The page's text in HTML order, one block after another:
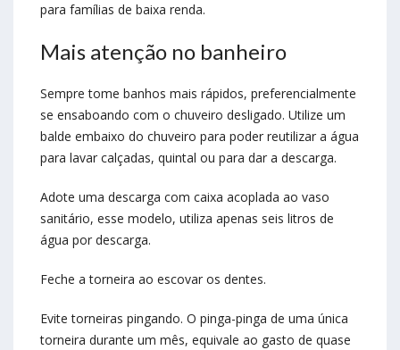
para famílias de baixa renda.
Mais atenção no banheiro
Sempre tome banhos mais rápidos, preferencialmente
se ensaboando com o chuveiro desligado. Utilize um
balde embaixo do chuveiro para poder reutilizar a água
para lavar calçadas, quintal ou para dar a descarga.
Adote uma descarga com caixa acoplada ao vaso
sanitário, esse modelo, utiliza apenas seis litros de
água por descarga.
Feche a torneira ao escovar os dentes.
Evite torneiras pingando. O pinga-pinga de uma única
torneira durante um mês, equivale ao gasto de quase